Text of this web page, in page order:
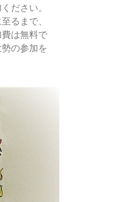
ださい。
るまで、
は無料で
の参加を